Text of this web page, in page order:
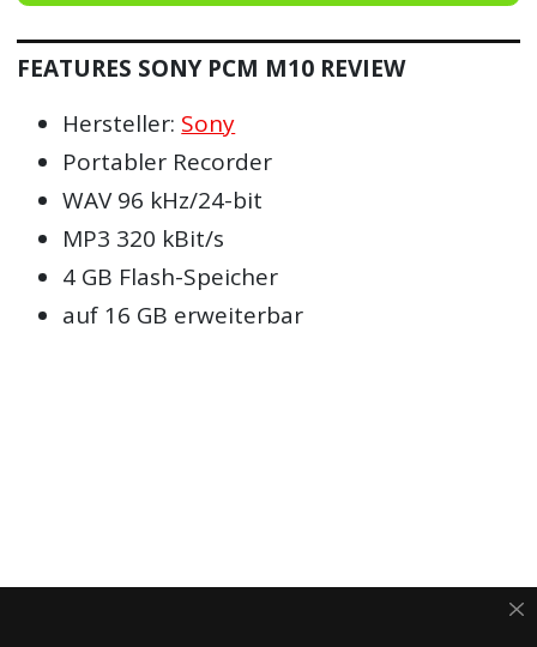
FEATURES SONY PCM M10 REVIEW
Hersteller: Sony
Portabler Recorder
WAV 96 kHz/24-bit
MP3 320 kBit/s
4 GB Flash-Speicher
auf 16 GB erweiterbar